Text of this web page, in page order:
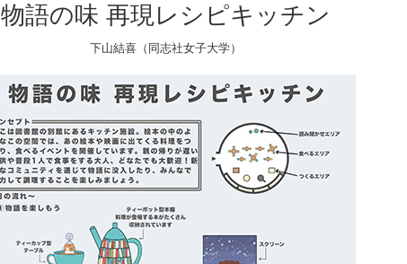
物語の味 再現レシピキッチン
下山結喜（同志社女子大学）